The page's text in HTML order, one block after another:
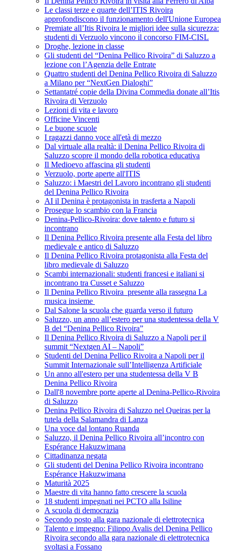
Le classi terze e quarte dell’ITIS Rivoira
approfondiscono il funzionamento dell'Unione Europea
Premiate all’Itis Rivoira le migliori idee sulla sicurezza:
studenti di Verzuolo vincono il concorso FIM-CISL
Droghe, lezione in classe
Gli studenti del “Denina Pellico Rivoira” di Saluzzo a
lezione con l’Agenzia delle Entrate
Quattro studenti del Denina Pellico Rivoira di Saluzzo
a Milano per “NextGen Dialoghi”
Settantatré copie della Divina Commedia donate all’Itis
Rivoira di Verzuolo
Lezioni di vita e lavoro
Officine Vincenti
Le buone scuole
I ragazzi danno voce all'età di mezzo
Dal virtuale alla realtà: il Denina Pellico Rivoira di
Saluzzo scopre il mondo della robotica educativa
Il Medioevo affascina gli studenti
Verzuolo, porte aperte all'ITIS
Saluzzo: i Maestri del Lavoro incontrano gli studenti
del Denina Pellico Rivoira
AI il Denina è protagonista in trasferta a Napoli
Prosegue lo scambio con la Francia
Denina-Pellico-Rivoira: dove talento e futuro si
incontrano
Il Denina Pellico Rivoira presente alla Festa del libro
medievale e antico di Saluzzo
Il Denina Pellico Rivoira protagonista alla Festa del
libro medievale di Saluzzo
Scambi internazionali: studenti francesi e italiani si
incontrano tra Cusset e Saluzzo
Il Denina Pellico Rivoira presente alla rassegna La
musica insieme
Dal Salone la scuola che guarda verso il futuro
Saluzzo, un anno all’estero per una studentessa della V
B del “Denina Pellico Rivoira”
Il Denina Pellico Rivoira di Saluzzo a Napoli per il
summit “Nextgen AI – Napoli”
Studenti del Denina Pellico Rivoira a Napoli per il
Summit Internazionale sull’Intelligenza Artificiale
Un anno all'estero per una studentessa della V B
Denina Pellico Rivoira
Dall'8 novembre porte aperte al Denina-Pellico-Rivoira
di Saluzzo
Denina Pellico Rivoira di Saluzzo nel Queiras per la
tutela della Salamandra di Lanza
Una voce dal lontano Ruanda
Saluzzo, il Denina Pellico Rivoira all’incontro con
Espérance Hakuzwimana
Cittadinanza negata
Gli studenti del Denina Pellico Rivoira incontrano
Espérance Hakuzwimana
Maturità 2025
Maestre di vita hanno fatto crescere la scuola
18 studenti impegnati nei PCTO alla Isiline
A scuola di democrazia
Secondo posto alla gara nazionale di elettrotecnica
Talento e impegno: Filippo Avalis del Denina Pellico
Rivoira secondo alla gara nazionale di elettrotecnica
svoltasi a Fossano